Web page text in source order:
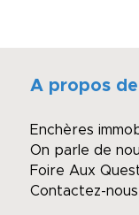
A propos
Enchères
On parle de
Foire Aux
Contactez-nous